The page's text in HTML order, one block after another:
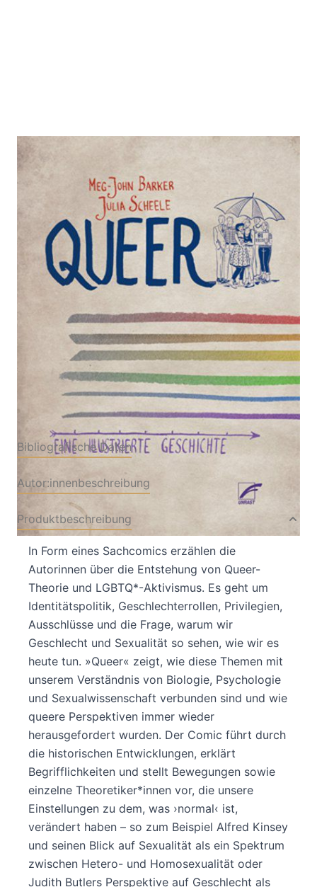
Queer
Zur Wunschliste hinzufügen
Eine illustrierte Geschichte
Julia Scheele ,Meg-John Barker
Paperback
ISBN: 978-3-89771-
311-6
Bibliografische Daten
Autor:innenbeschreibung
Produktbeschreibung
In Form eines Sachcomics erzählen die
Autorinnen über die Entstehung von Queer-
Theorie und LGBTQ*-Aktivismus. Es geht um
Identitätspolitik, Geschlechterrollen, Privilegien,
Ausschlüsse und die Frage, warum wir
Geschlecht und Sexualität so sehen, wie wir es
heute tun. »Queer« zeigt, wie diese Themen mit
unserem Verständnis von Biologie, Psychologie
und Sexualwissenschaft verbunden sind und wie
queere Perspektiven immer wieder
herausgefordert wurden. Der Comic führt durch
die historischen Entwicklungen, erklärt
Begrifflichkeiten und stellt Bewegungen sowie
einzelne Theoretiker*innen vor, die unsere
Einstellungen zu dem, was ›normal‹ ist,
verändert haben – so zum Beispiel Alfred Kinsey
und seinen Blick auf Sexualität als ein Spektrum
zwischen Hetero- und Homosexualität oder
Judith Butlers Perspektive auf Geschlecht als